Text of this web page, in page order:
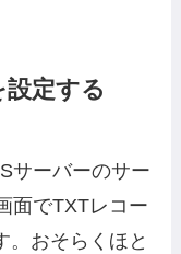
定する
サーバーのサー
面でTXTレコー
。おそらくほと